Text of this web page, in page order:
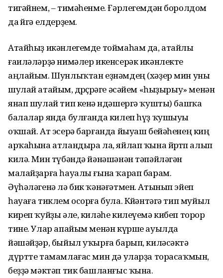
тигәйнем, – тимәһенме. Ғәрлегемдән боролдом
да өйгә елдерҙем.
Атайһыҙ икәнлегемде тоймаһам да, атайлы
ғаиләләрҙә нимәлер икенсерәк икәнлекте
аңлайым. Шунлыҡтан еҙнәмдең (хәҙер мин уны
шулай атайым, дөрөҫөрәге әсәйем «һыҙырыу» менән
янап шулай тип кенә өндәшергә ҡушты) башҡа
балалар янда булғанда килеп һүҙ ҡушыуы
оҡшай. Ат эсерә барғанда йыуаш бейәһенең киң
арҡаһына атландыра ла, яйлап ҡына йөрөтөп алып
килә. Мин түбәндә йәнәшәнән тәпәйләгән
малайҙарға һауалы ғына ҡарап барам.
Әүһәләгенә лә бик ҡәнәғәтмен. Атынып эйеп
һауаға тиклем осорға була. Көйәнтәгә тип муйыл
киреп ҡуйҙы әле, киләһе килеүемә кибеп торор
тине. Улар апайым менән күрше ауылда
йәшәйҙәр, быйыл уҡырға барып, киләсәктә
дүртте тамамлағас мин дә уларҙа торасаҡмын,
беҙҙә мәктәп тик башланғыс ҡына.